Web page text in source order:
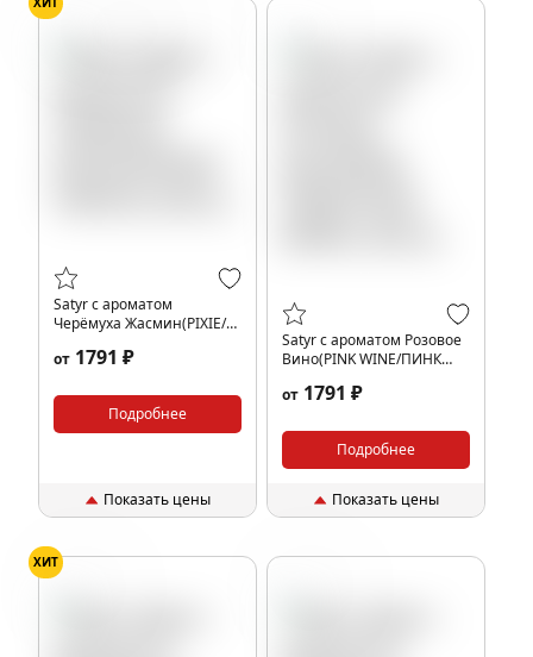
Satyr с ароматом
Черёмуха Жасмин(PIXIE/
от 1791 ₽
Подробнее
Показать цены
Satyr с ароматом Розовое
Вино(PINK WINE/ПИНК
от 1791 ₽
Подробнее
Показать цены
ХИТ